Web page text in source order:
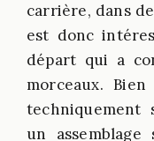
carrière, dans
est donc
départ qui a
morceaux.
techniquement
un